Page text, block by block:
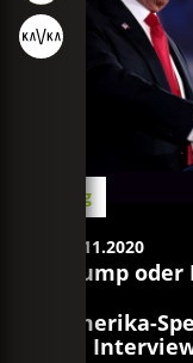
Blog
03.11.2020
Trump
Amerika-
im